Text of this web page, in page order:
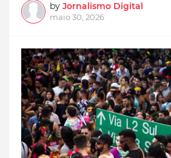
by Jornalismo Digital
maio 30, 2026